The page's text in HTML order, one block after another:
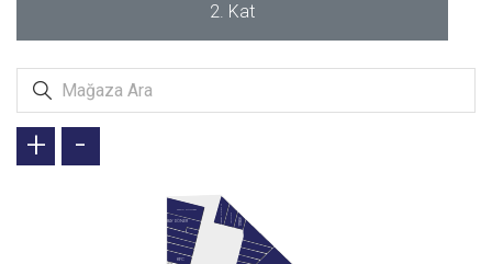
2. Kat
BAY DÖNER GREEN SALADS İKBAL
KFC
TAVUK DÜNYASI
+ -